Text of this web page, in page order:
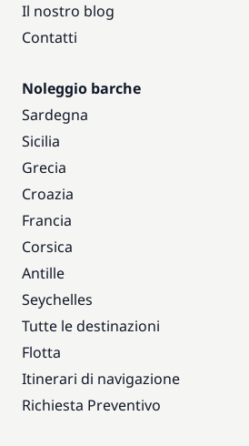
Il nostro blog
Contatti
Noleggio barche
Sardegna
Sicilia
Grecia
Croazia
Francia
Corsica
Antille
Seychelles
Tutte le destinazioni
Flotta
Itinerari di navigazione
Richiesta Preventivo